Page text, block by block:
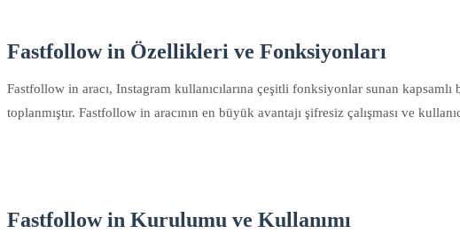
Fastfollow in Özellikleri ve Fonksiyonları
Fastfollow in aracı, Instagram kullanıcılarına çeşitli fonksiyonlar sunan
toplanmıştır. Fastfollow in aracının en büyük avantajı şifresiz çalışması ve
Fastfollow in Kurulumu ve Kullanımı